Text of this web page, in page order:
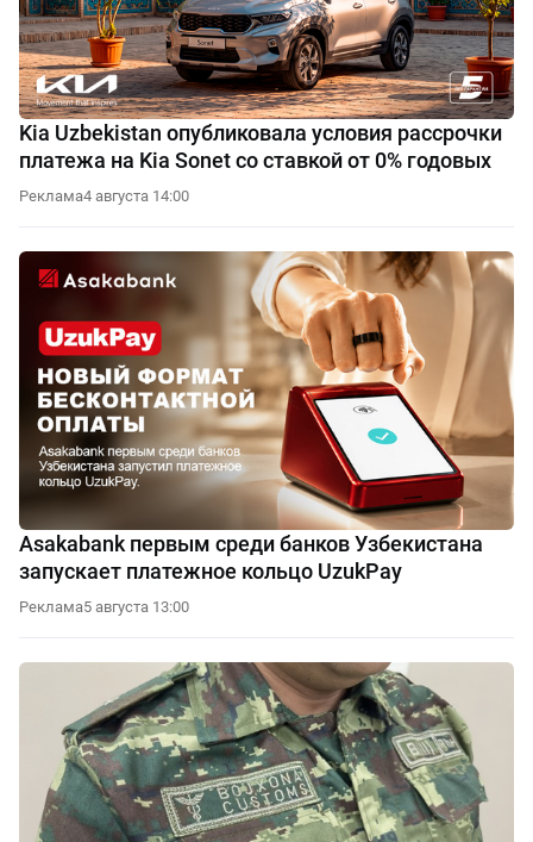
Kia Uzbekistan опубликовала условия рассрочки
платежа на Kia Sonet со ставкой от 0% годовых
Реклама4 августа 14:00
Asakabank первым среди банков Узбекистана
запускает платежное кольцо UzukPay
Реклама5 августа 13:00